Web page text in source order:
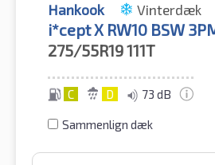
Hankook Vinterdæk
i*cept X RW10 BSW
275/55R19111T
C D 73 dB
Sammenlign dæk